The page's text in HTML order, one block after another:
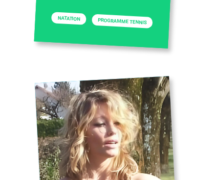
NATATION PROGRAMME TENNIS